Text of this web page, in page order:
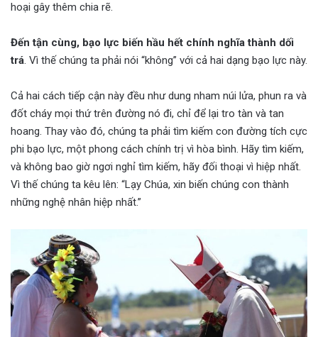
hoại gây thêm chia rẽ.
Đến tận cùng, bạo lực biến hầu hết chính nghĩa thành dối
trá. Vì thế chúng ta phải nói “không” với cả hai dạng bạo lực này.
Cả hai cách tiếp cận này đều như dung nham núi lửa, phun ra và
đốt cháy mọi thứ trên đường nó đi, chỉ để lại tro tàn và tan
hoang. Thay vào đó, chúng ta phải tìm kiếm con đường tích cực
phi bạo lực, một phong cách chính trị vì hòa bình. Hãy tìm kiếm,
và không bao giờ ngơi nghỉ tìm kiếm, hãy đối thoại vì hiệp nhất.
Vì thế chúng ta kêu lên: “Lạy Chúa, xin biến chúng con thành
những nghệ nhân hiệp nhất.”